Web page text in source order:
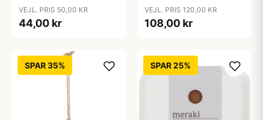
VEJL. PRIS 50,00 KR
44,00 kr
VEJL. PRIS 120,00 KR
108,00 kr
SPAR 35% SPAR 25%